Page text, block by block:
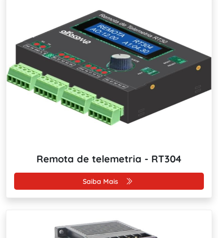
Remota de telemetria - RT304
Saiba Mais